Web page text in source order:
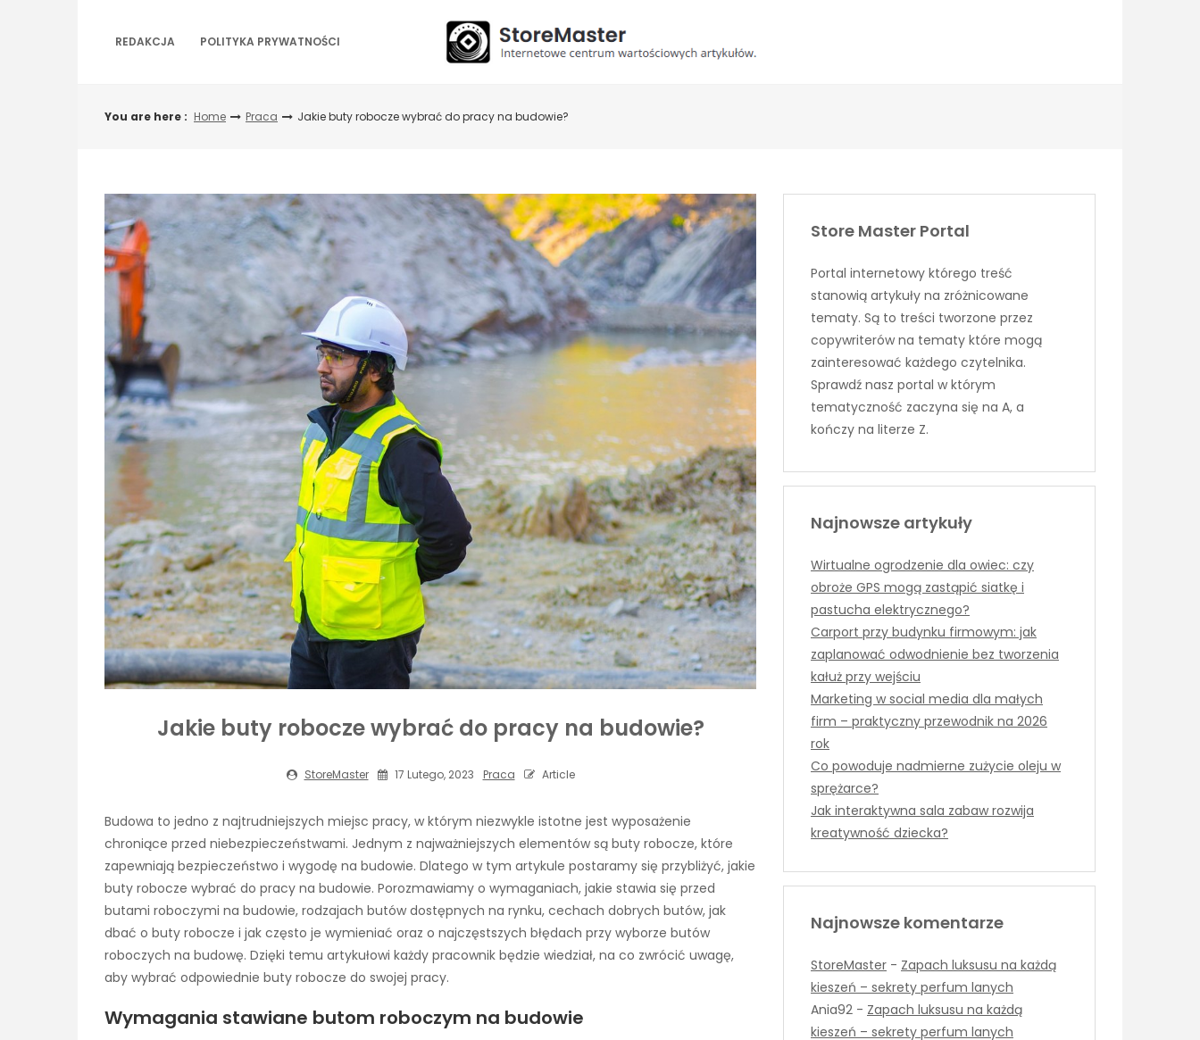
REDAKCJA POLITYKA PRYWATNOŚCI
You are here : Home Praca Jakie buty robocze wybrać do pracy na budowie?
Jakie buty robocze wybrać do pracy na budowie?
StoreMaster 17 Lutego, 2023 Praca Article
Budowa to jedno z najtrudniejszych miejsc pracy, w którym niezwykle istotne jest wyposażenie
chroniące przed niebezpieczeństwami. Jednym z najważniejszych elementów są buty robocze, które
zapewniają bezpieczeństwo i wygodę na budowie. Dlatego w tym artykule postaramy się przybliżyć, jakie
buty robocze wybrać do pracy na budowie. Porozmawiamy o wymaganiach, jakie stawia się przed
butami roboczymi na budowie, rodzajach butów dostępnych na rynku, cechach dobrych butów, jak
dbać o buty robocze i jak często je wymieniać oraz o najczęstszych błędach przy wyborze butów
roboczych na budowę. Dzięki temu artykułowi każdy pracownik będzie wiedział, na co zwrócić uwagę,
aby wybrać odpowiednie buty robocze do swojej pracy.
Wymagania stawiane butom roboczym na budowie
Store Master Portal
Portal internetowy którego treść
stanowią artykuły na zróżnicowane
tematy. Są to treści tworzone przez
copywriterów na tematy które mogą
zainteresować każdego czytelnika.
Sprawdź nasz portal w którym
tematyczność zaczyna się na A, a
kończy na literze Z.
Najnowsze artykuły
Wirtualne ogrodzenie dla owiec: czy
obroże GPS mogą zastąpić siatkę i
pastucha elektrycznego?
Carport przy budynku firmowym: jak
zaplanować odwodnienie bez tworzenia
kałuż przy wejściu
Marketing w social media dla małych
firm – praktyczny przewodnik na 2026
rok
Co powoduje nadmierne zużycie oleju w
sprężarce?
Jak interaktywna sala zabaw rozwija
kreatywność dziecka?
Najnowsze komentarze
StoreMaster - Zapach luksusu na każdą
kieszeń – sekrety perfum lanych
Ania92 - Zapach luksusu na każdą
kieszeń – sekrety perfum lanych